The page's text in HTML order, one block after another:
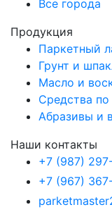
Все города
Продукция
Паркетный
Грунт и
Масло и
Средства
Абразивы и
Наши контакты
+7 (987)
+7 (967)